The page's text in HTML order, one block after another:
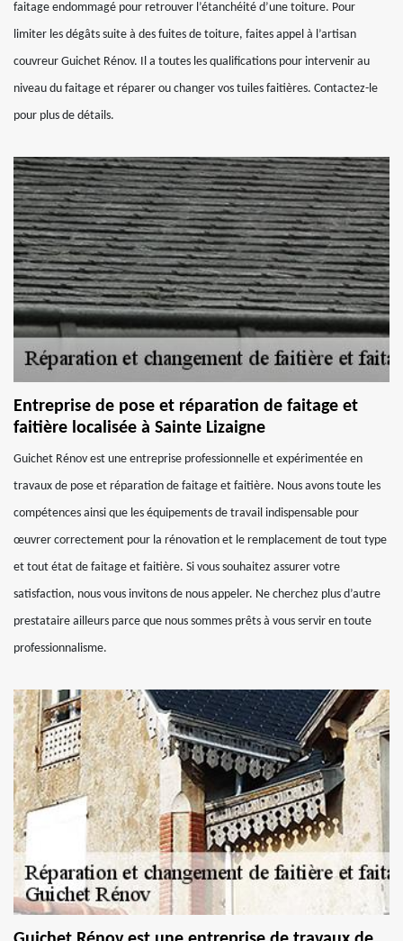
faitage endommagé pour retrouver l’étanchéité d’une toiture. Pour
limiter les dégâts suite à des fuites de toiture, faites appel à l’artisan
couvreur Guichet Rénov. Il a toutes les qualifications pour intervenir au
niveau du faitage et réparer ou changer vos tuiles faitières. Contactez-le
pour plus de détails.
Entreprise de pose et réparation de faitage et
faitière localisée à Sainte Lizaigne
Guichet Rénov est une entreprise professionnelle et expérimentée en
travaux de pose et réparation de faitage et faitière. Nous avons toute les
compétences ainsi que les équipements de travail indispensable pour
œuvrer correctement pour la rénovation et le remplacement de tout type
et tout état de faitage et faitière. Si vous souhaitez assurer votre
satisfaction, nous vous invitons de nous appeler. Ne cherchez plus d’autre
prestataire ailleurs parce que nous sommes prêts à vous servir en toute
professionnalisme.